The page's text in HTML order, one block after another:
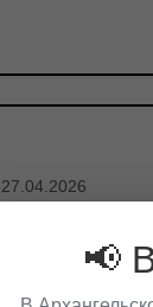
27.04.2026
Литературная
📢